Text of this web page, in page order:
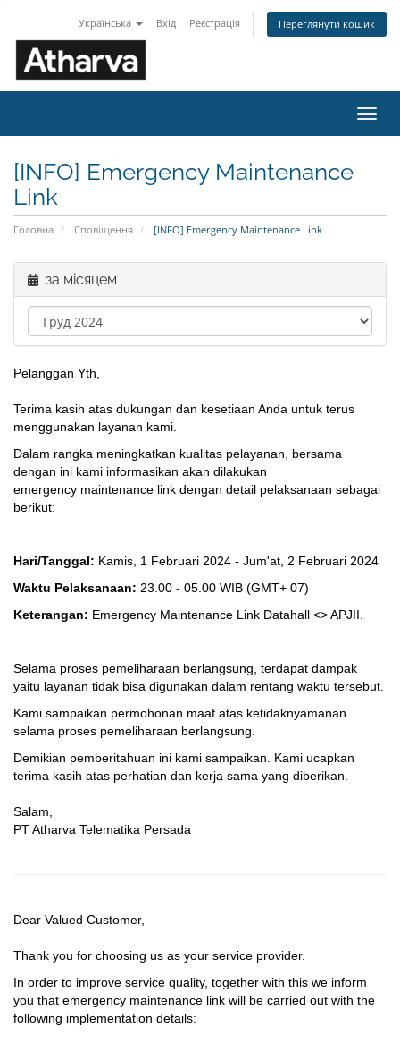
Українська Вхід Реєстрація Переглянути кошик
[INFO] Emergency Maintenance
Link
Головна Сповіщення [INFO] Emergency Maintenance Link
за місяцем
Pelanggan Yth,
Terima kasih atas dukungan dan kesetiaan Anda untuk terus
menggunakan layanan kami.
Dalam rangka meningkatkan kualitas pelayanan, bersama
dengan ini kami informasikan akan dilakukan
emergency maintenance link dengan detail pelaksanaan sebagai
berikut:
Hari/Tanggal: Kamis, 1 Februari 2024 - Jum'at, 2 Februari 2024
Waktu Pelaksanaan: 23.00 - 05.00 WIB (GMT+ 07)
Keterangan: Emergency Maintenance Link Datahall <> APJII.
Selama proses pemeliharaan berlangsung, terdapat dampak
yaitu layanan tidak bisa digunakan dalam rentang waktu tersebut.
Kami sampaikan permohonan maaf atas ketidaknyamanan
selama proses pemeliharaan berlangsung.
Demikian pemberitahuan ini kami sampaikan. Kami ucapkan
terima kasih atas perhatian dan kerja sama yang diberikan.
Salam,
PT Atharva Telematika Persada
Dear Valued Customer,
Thank you for choosing us as your service provider.
In order to improve service quality, together with this we inform
you that emergency maintenance link will be carried out with the
following implementation details: